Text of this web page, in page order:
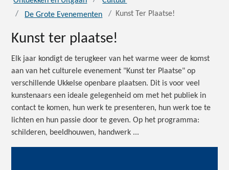
De Grote Evenementen
Kunst Ter Plaatse!
Kunst ter plaatse!
Elk jaar kondigt de terugkeer van het warme weer de komst
aan van het culturele evenement "Kunst ter Plaatse" op
verschillende Ukkelse openbare plaatsen. Dit is voor veel
kunstenaars een ideale gelegenheid om met het publiek in
contact te komen, hun werk te presenteren, hun werk toe te
lichten en hun passie door te geven. Op het programma:
schilderen, beeldhouwen, handwerk ...